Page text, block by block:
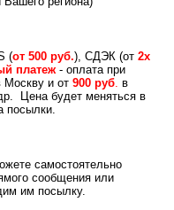
(от 500 руб.), СДЭК (от 2х
платеж- оплата при
Москву и от 900 руб. в
Цена будет меняться в
посылки.
самостоятельно
сообщения или
им посылку.